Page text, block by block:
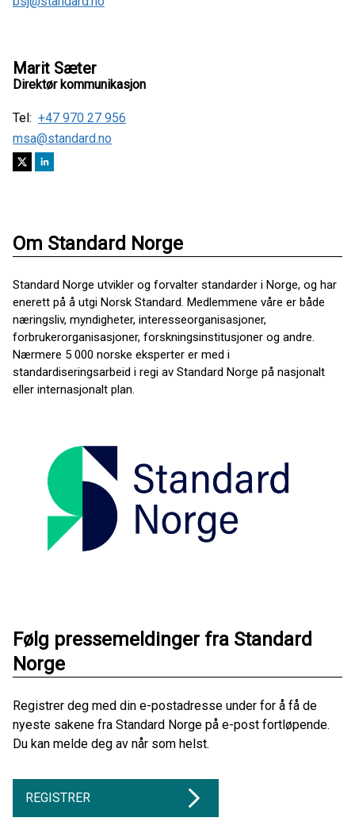
Marit Sæter
Direktør kommunikasjon
Tel: +47 970 27 956
msa@standard.no
Om Standard Norge
Standard Norge utvikler og forvalter standarder i Norge, og har
enerett på å utgi Norsk Standard. Medlemmene våre er både
næringsliv, myndigheter, interesseorganisasjoner,
forbrukerorganisasjoner, forskningsinstitusjoner og andre.
Nærmere 5 000 norske eksperter er med i
standardiseringsarbeid i regi av Standard Norge på nasjonalt
eller internasjonalt plan.
Følg pressemeldinger fra Standard
Norge
Registrer deg med din e-postadresse under for å få de
nyeste sakene fra Standard Norge på e-post fortløpende.
Du kan melde deg av når som helst.
REGISTRER